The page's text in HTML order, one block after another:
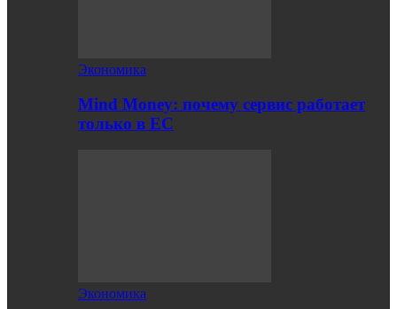
Экономика
Mind Money: почему сервис работает
только в ЕС
Экономика